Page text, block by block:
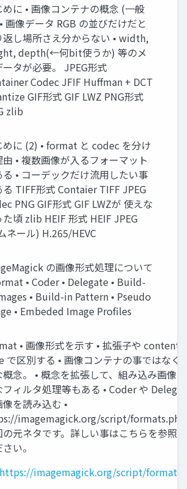
めに • 画像コンテナの概念 (一般
画像データ RGB の並びだけだと
返し場所さえ分からない • width,
depth(←何bit使うか) 等のメ
ータが必要。 JPEG形式
Codec JFIF Huffman + DCT
GIF形式 GIF LWZ PNG形式
zlib
めに (2) • format と codec を分け
由 • 複数画像が入るフォーマット
• コーデックだけ流用したい事
る TIFF形式 Contaier TIFF JPEG
PNG GIF形式 GIF LWZが 使えな
た頃 zlib HEIF 形式 HEIF JPEG
ネール) H.265/HEVC
の画像形式処理について
• Coder • Delegate • Build-
• Build-in Pattern • Pseudo
• Embeded Image Profiles
• 画像形式を示す • 拡張子や content-
で区別する • 画像コンテナの事ではなく
概念。 • 概念を拡張して、組み込み画像
フィルタ処理等もある • Coder や
像を読み込む •
imagemagick.org/script/formats.php
の元ネタです。詳しい事はこちらを参照
い。
https://imagemagick.org/script/